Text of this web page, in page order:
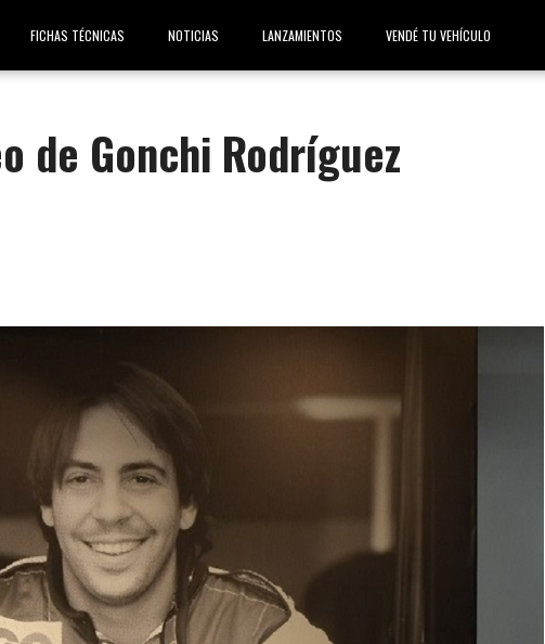
FICHAS TÉCNICAS NOTICIAS LANZAMIENTOS VENDÉ TU VEHÍCULO
de Gonchi Rodríguez